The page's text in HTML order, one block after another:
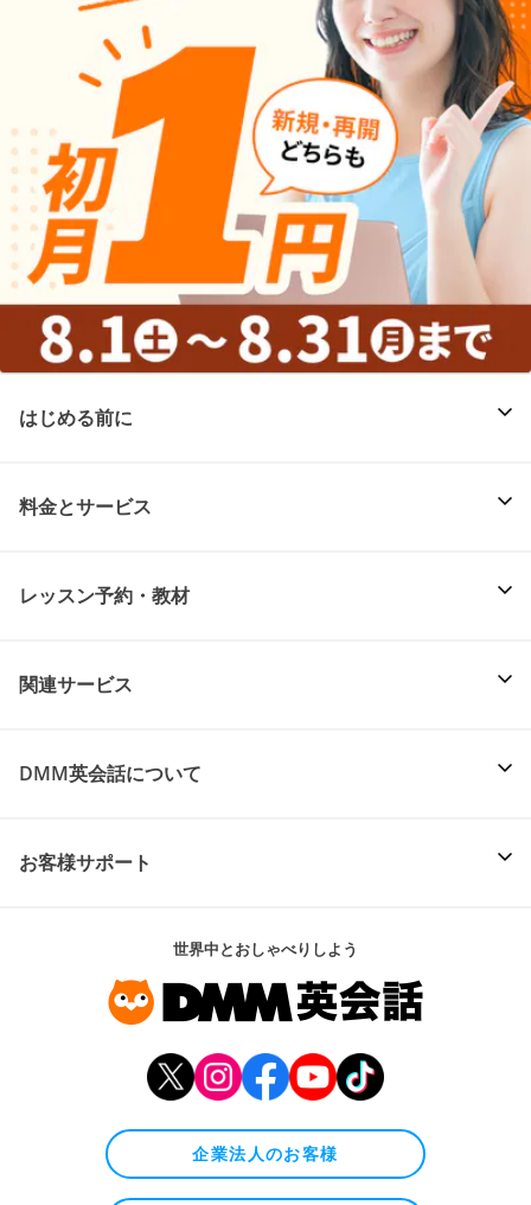
はじめる前に
料金とサービス
レッスン予約・教材
関連サービス
DMM英会話について
お客様サポート
世界中とおしゃべりしよう
企業法人のお客様